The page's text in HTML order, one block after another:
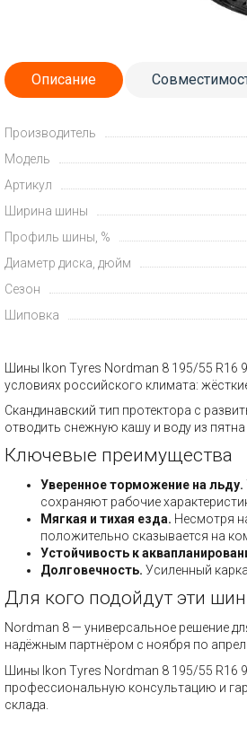
Описание
Производитель
Модель
Артикул
Ширина шины
Профиль шины, %
Диаметр диска, дюйм
Сезон
Шиповка
Шины Ikon Tyres Nordman 8 195/55 R16
условиях российского климата:
Скандинавский тип протектора с
отводить снежную кашу и воду из
Ключевые преимущества
Уверенное торможение на льду.
сохраняют рабочие
Мягкая и тихая езда. Несмотря
положительно сказывается на
Устойчивость к
Долговечность. Усиленный
Для кого подойдут эти
Nordman 8 — универсальное решение
надёжным партнёром с ноября по
Шины Ikon Tyres Nordman 8 195/55 R16
профессиональную консультацию и
склада.